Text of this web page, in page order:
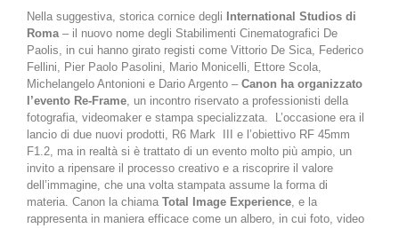
Nella suggestiva, storica cornice degli
International Studios di
Roma– il nuovo nome degli Stabilimenti Cinematografici De
Paolis, in cui hanno girato registi come Vittorio De Sica, Federico
Fellini, Pier Paolo Pasolini, Mario Monicelli, Ettore Scola,
Michelangelo Antonioni e Dario Argento – Canon ha organizzato
l’evento Re-Frame, un incontro riservato a professionisti della
fotografia, videomaker e stampa specializzata.
L’occasione era il
lancio di due nuovi prodotti, R6 Mark
III e l’obiettivo RF 45mm
F1.2, ma in realtà si è trattato di un evento molto più ampio, un
invito a ripensare il processo creativo e a riscoprire il valore
dell’immagine, che una volta stampata assume la forma di
materia. Canon la chiama Total Image Experience, e la
rappresenta in maniera efficace come un albero, in cui foto, video